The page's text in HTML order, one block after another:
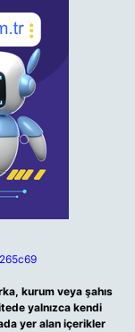
kurum veya şahıs
yalnızca kendi
yer alan içerikler